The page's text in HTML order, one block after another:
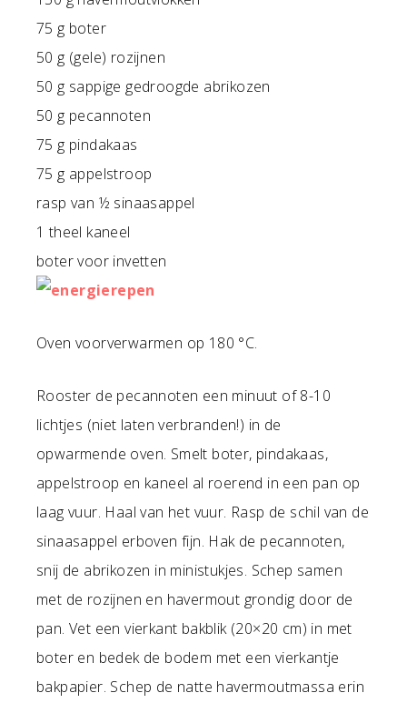
75 g boter
50 g (gele) rozijnen
50 g sappige gedroogde abrikozen
50 g pecannoten
75 g pindakaas
75 g appelstroop
rasp van ½ sinaasappel
1 theel kaneel
boter voor invetten
Oven voorverwarmen op 180 °C.
Rooster de pecannoten een minuut of 8-10
lichtjes (niet laten verbranden!) in de
opwarmende oven. Smelt boter, pindakaas,
appelstroop en kaneel al roerend in een pan op
laag vuur. Haal van het vuur. Rasp de schil van de
sinaasappel erboven fijn. Hak de pecannoten,
snij de abrikozen in ministukjes. Schep samen
met de rozijnen en havermout grondig door de
pan. Vet een vierkant bakblik (20×20 cm) in met
boter en bedek de bodem met een vierkantje
bakpapier. Schep de natte havermoutmassa erin